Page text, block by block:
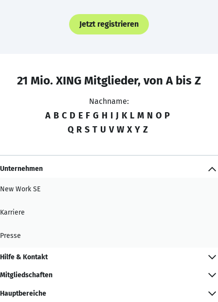
Jetzt registrieren
21 Mio. XING Mitglieder, von A bis Z
Nachname:
A B C D E F G H I J K L M N O P
Q R S T U V W X Y Z
Unternehmen
New Work SE
Karriere
Presse
Hilfe & Kontakt
Mitgliedschaften
Hauptbereiche